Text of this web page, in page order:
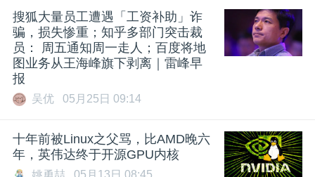
搜狐大量员工遭遇「工资补助」诈
骗，损失惨重；知乎多部门突击裁
员： 周五通知周一走人；百度将地
图业务从王海峰旗下剥离｜雷峰早
报
吴优 05月25日 09:14
十年前被Linux之父骂，比AMD晚六
年，英伟达终于开源GPU内核